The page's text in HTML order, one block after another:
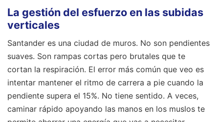
La gestión del esfuerzo en las subidas
verticales
Santander es una ciudad de muros. No son pendientes
suaves. Son rampas cortas pero brutales que te
cortan la respiración. El error más común que veo es
intentar mantener el ritmo de carrera a pie cuando la
pendiente supera el 15%. No tiene sentido. A veces,
caminar rápido apoyando las manos en los muslos te